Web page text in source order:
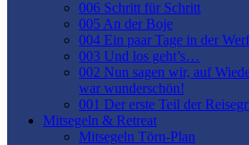
006 Schritt für Schritt
005 An der Boje
004 Ein paar Tage in der
003 Und los geht’s…
002 Nun sagen wir, auf
war wunderschön!
001 Der erste Teil der
Mitsegeln & Retreat
Mitsegeln Törn-Plan